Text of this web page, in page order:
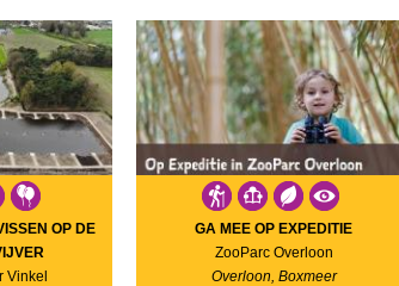
OP DE
Vinkel
GA MEE OP EXPEDITIE
ZooParc Overloon
Overloon, Boxmeer